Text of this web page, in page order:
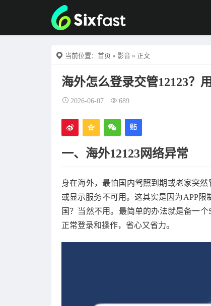
当前位置： 首页 » 影音 » 正文
海外怎么登录交管12123？
2026-06-07 689
一、海外12123网络异常
身在海外，最怕国内驾照到期或老家突
或显示服务不可用。这其实是因为APP
国？当然不用。最简单的办法就是备一
正常登录和操作，省心又省力。